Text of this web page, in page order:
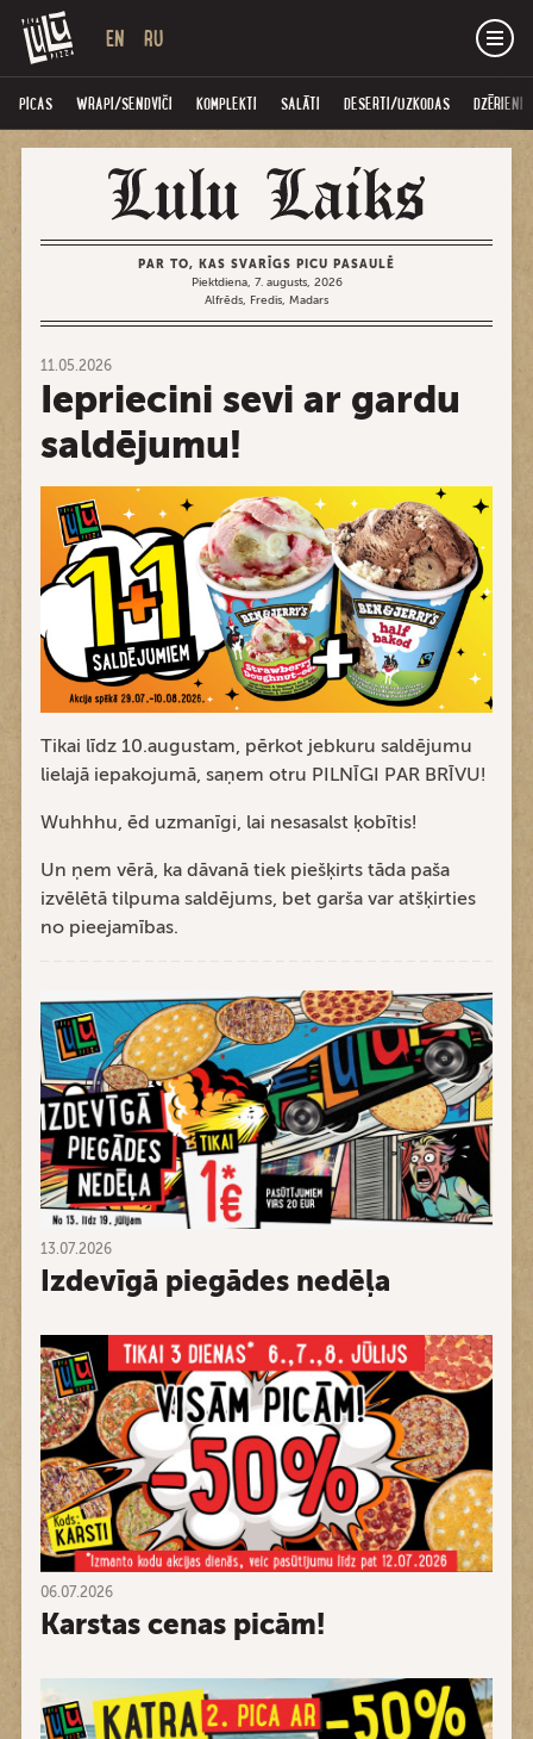
EN RU
PICAS WRAPI/SENDVIČI KOMPLEKTI SALĀTI DESERTI/UZKODAS DZĒRIENI
PAR TO, KAS SVARĪGS PICU PASAULĒ
Piektdiena, 7. augusts, 2026
Alfrēds, Fredis, Madars
11.05.2026
Iepriecini sevi ar gardu
saldējumu!
Tikai līdz 10.augustam, pērkot jebkuru saldējumu
lielajā iepakojumā, saņem otru PILNĪGI PAR BRĪVU!
Wuhhhu, ēd uzmanīgi, lai nesasalst ķobītis!
Un ņem vērā, ka dāvanā tiek piešķirts tāda paša
izvēlētā tilpuma saldējums, bet garša var atšķirties
no pieejamības.
13.07.2026
Izdevīgā piegādes nedēļa
06.07.2026
Karstas cenas picām!